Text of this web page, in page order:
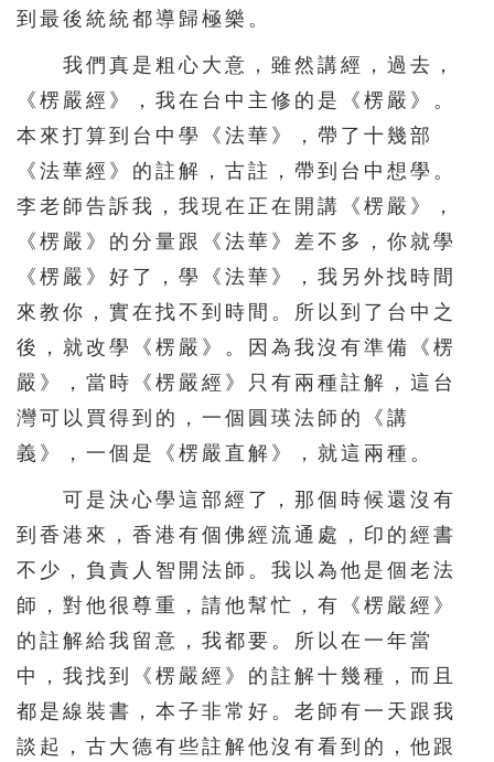
到最後統統都導歸極樂。
我們真是粗心大意，雖然講經，過去，
《楞嚴經》，我在台中主修的是《楞嚴》。
本來打算到台中學《法華》，帶了十幾部
《法華經》的註解，古註，帶到台中想學。
李老師告訴我，我現在正在開講《楞嚴》，
《楞嚴》的分量跟《法華》差不多，你就學
《楞嚴》好了，學《法華》，我另外找時間
來教你，實在找不到時間。所以到了台中之
後，就改學《楞嚴》。因為我沒有準備《楞
嚴》，當時《楞嚴經》只有兩種註解，這台
灣可以買得到的，一個圓瑛法師的《講
義》，一個是《楞嚴直解》，就這兩種。
可是決心學這部經了，那個時候還沒有
到香港來，香港有個佛經流通處，印的經書
不少，負責人智開法師。我以為他是個老法
師，對他很尊重，請他幫忙，有《楞嚴經》
的註解給我留意，我都要。所以在一年當
中，我找到《楞嚴經》的註解十幾種，而且
都是線裝書，本子非常好。老師有一天跟我
談起，古大德有些註解他沒有看到的，他跟